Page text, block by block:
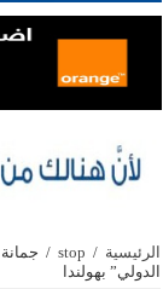
الرئيسية /
stop
/
الدولي” بهولندا